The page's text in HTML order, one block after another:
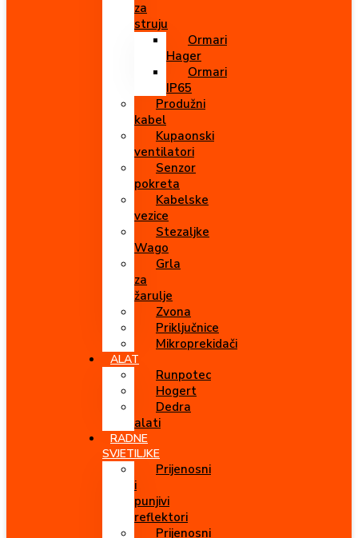
za
struju
Ormari
Hager
Ormari
IP65
Produžni
kabel
Kupaonski
ventilatori
Senzor
pokreta
Kabelske
vezice
Stezaljke
Wago
Grla
za
žarulje
Zvona
Priključnice
Mikroprekidači
ALAT
Runpotec
Hogert
Dedra
alati
RADNE
SVJETILJKE
Prijenosni
i
punjivi
reflektori
Prijenosni